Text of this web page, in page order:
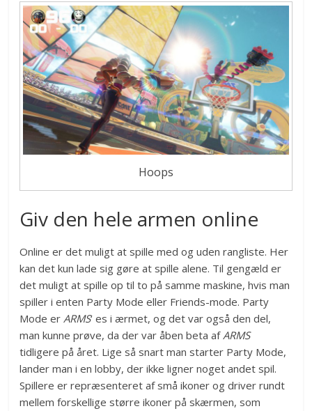
Hoops
Giv den hele armen online
Online er det muligt at spille med og uden rangliste. Her
kan det kun lade sig gøre at spille alene. Til gengæld er
det muligt at spille op til to på samme maskine, hvis man
spiller i enten Party Mode eller Friends-mode. Party
Mode erARMS‘ es i ærmet, og det var også den del,
man kunne prøve, da der var åben beta afARMS
tidligere på året. Lige så snart man starter Party Mode,
lander man i en lobby, der ikke ligner noget andet spil.
Spillere er repræsenteret af små ikoner og driver rundt
mellem forskellige større ikoner på skærmen, som